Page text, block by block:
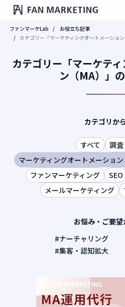
ファンマーケLab
お役立ち記事
カテゴリー「マーケティングオートメーショ
カテゴリー「マーケテ
ン（MA）」
カテゴリか
すべて
調
マーケティングオートメーション
ファンマーケティング
SEO
メールマーケティング
お悩み・ご要
#ナーチャリング
#集客・認知拡大